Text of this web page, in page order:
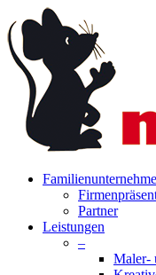
to
main
content
search
Menu
Partner
Leistungen
–
Maler-